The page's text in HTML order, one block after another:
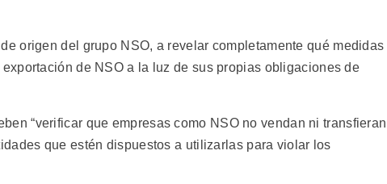
origen del grupo NSO, a revelar completamente qué medidas
de NSO a la luz de sus propias obligaciones de
“verificar que empresas como NSO no vendan ni transfieran
que estén dispuestos a utilizarlas para violar los